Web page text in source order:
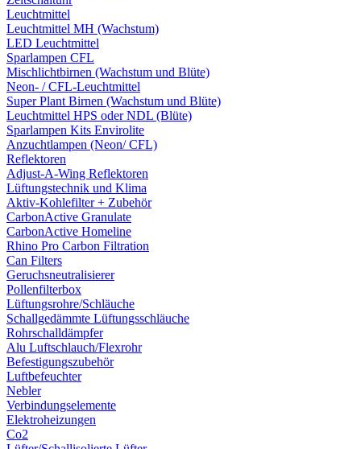
Leuchtmittel
Leuchtmittel MH (Wachstum)
LED Leuchtmittel
Sparlampen CFL
Mischlichtbirnen (Wachstum und Blüte)
Neon- / CFL-Leuchtmittel
Super Plant Birnen (Wachstum und Blüte)
Leuchtmittel HPS oder NDL (Blüte)
Sparlampen Kits Envirolite
Anzuchtlampen (Neon/ CFL)
Reflektoren
Adjust-A-Wing Reflektoren
Lüftungstechnik und Klima
Aktiv-Kohlefilter + Zubehör
CarbonActive Granulate
CarbonActive Homeline
Rhino Pro Carbon Filtration
Can Filters
Geruchsneutralisierer
Pollenfilterbox
Lüftungsrohre/Schläuche
Schallgedämmte Lüftungsschläuche
Rohrschalldämpfer
Alu Luftschlauch/Flexrohr
Befestigungszubehör
Luftbefeuchter
Nebler
Verbindungselemente
Elektroheizungen
Co2